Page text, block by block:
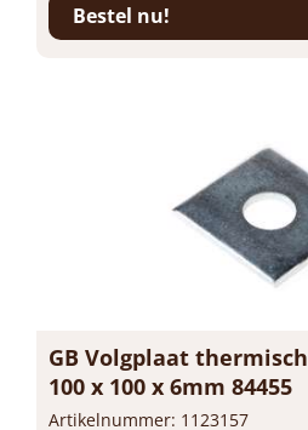
Bestel nu!
GB Volgplaat
100 x 100 x 6mm 84455
Artikelnummer: 1123157